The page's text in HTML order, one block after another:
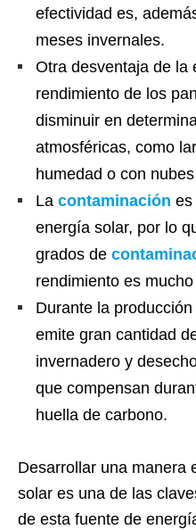
efectividad es,
meses invernales.
Otra desventaja de la
rendimiento de los
disminuir en
atmosféricas, como
humedad o con
La contaminación es
energía solar, por lo
grados de
rendimiento es
Durante la
emite gran cantidad
invernadero y
que compensan
huella de carbono.
Desarrollar una manera
solar es una de las
de esta fuente de